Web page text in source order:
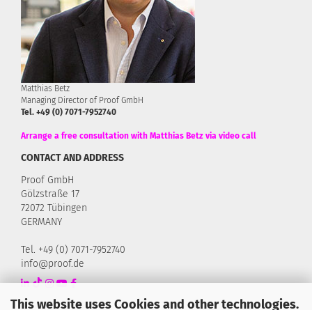
This website uses Cookies and other technologies.
Matthias Betz
Managing Director of Proof GmbH
Tel. +49 (0) 7071-7952740
Arrange a free consultation with Matthias Betz via video call
CONTACT AND ADDRESS
Proof GmbH
Gölzstraße 17
72072 Tübingen
GERMANY
Tel. +49 (0) 7071-7952740
info@proof.de